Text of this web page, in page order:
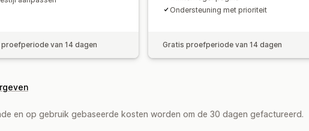
van 14 dagen
Ondersteuning met prioriteit
Gratis proefperiode van 14 dagen
en op gebruik gebaseerde kosten worden om de 30 dagen gefactureerd.